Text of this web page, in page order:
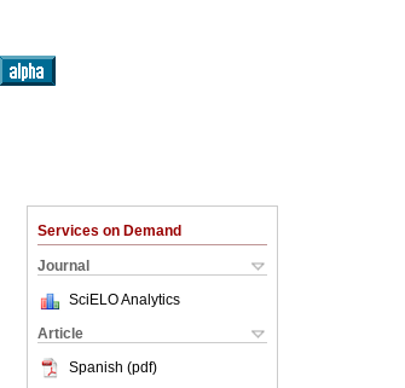
Services on Demand
Journal
SciELO Analytics
Article
Spanish (pdf)